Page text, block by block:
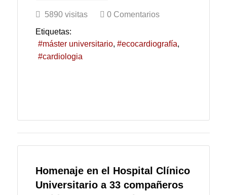
5890 visitas
0 Comentarios
Etiquetas:
máster universitario
ecocardiografía
cardiologia
Homenaje en el Hospital Clínico
Universitario a 33 compañeros